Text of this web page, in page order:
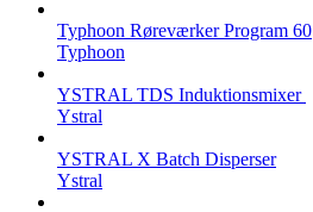
Typhoon Røreværker Program 60
Typhoon
YSTRAL TDS Induktionsmixer ‍
Ystral
YSTRAL X Batch Disperser
Ystral